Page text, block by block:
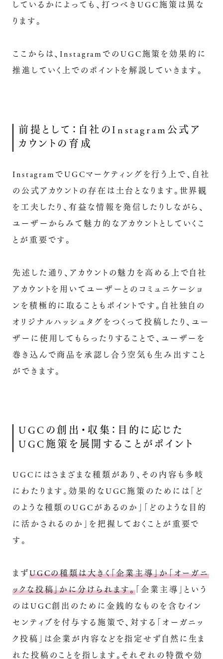
しているかによっても、打つべきUGC施策は異な
ります。
ここからは、InstagramでのUGC施策を効果的に
推進していく上でのポイントを解説していきます。
前提として：自社のInstagram公式ア
カウントの育成
InstagramでUGCマーケティングを行う上で、自社
の公式アカウントの存在は土台となります。世界観
を工夫したり、有益な情報を発信したりしながら、
ユーザーからみて魅力的なアカウントとしていくこ
とが重要です。
先述した通り、アカウントの魅力を高める上で自社
アカウントを用いてユーザーとのコミュニケーショ
ンを積極的に取ることもポイントです。自社独自の
オリジナルハッシュタグをつくって投稿したり、ユー
ザーに使用してもらったりすることで、ユーザーを
巻き込んで商品を承認し合う空気も生み出すこと
ができます。
UGCの創出・収集：目的に応じた
UGC施策を展開することがポイント
UGCにはさまざまな種類があり、その内容も多岐
にわたります。効果的なUGC施策のためには「ど
のような種類のUGCがあるのか」「どのような目的
に活かされるのか」を把握しておくことが重要で
す。
まずUGCの種類は大きく「企業主導」か「オーガニ
ックな投稿」かに分けられます。 「企業主導」という
のはUGC創出のために金銭的なものを含むイン
センティブを付与する施策で、対する「オーガニッ
ク投稿」は企業が内容などを指定せず自然に生ま
れた投稿のことを指します。それぞれの特徴や効